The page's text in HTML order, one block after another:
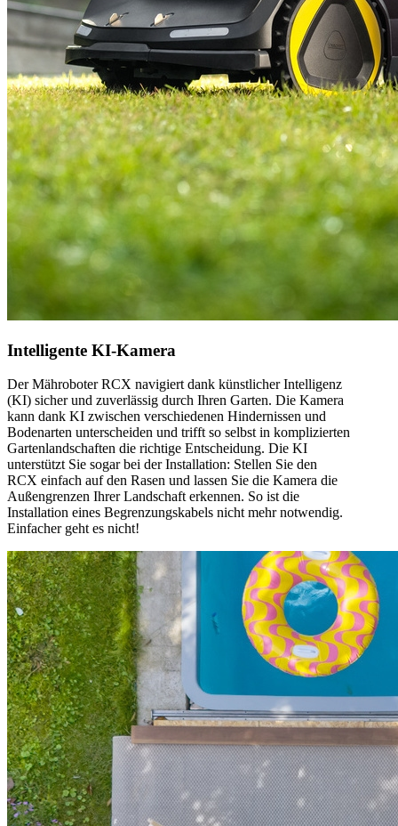
Intelligente KI-Kamera
Der Mähroboter RCX navigiert dank künstlicher Intelligenz
(KI) sicher und zuverlässig durch Ihren Garten. Die Kamera
kann dank KI zwischen verschiedenen Hindernissen und
Bodenarten unterscheiden und trifft so selbst in komplizierten
Gartenlandschaften die richtige Entscheidung. Die KI
unterstützt Sie sogar bei der Installation: Stellen Sie den
RCX einfach auf den Rasen und lassen Sie die Kamera die
Außengrenzen Ihrer Landschaft erkennen. So ist die
Installation eines Begrenzungskabels nicht mehr notwendig.
Einfacher geht es nicht!